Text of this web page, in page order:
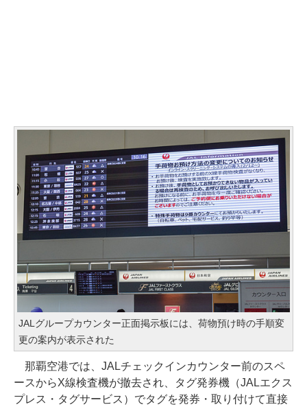
JALグループカウンター正面掲示板には、荷物預け時の手順変
更の案内が表示された
那覇空港では、JALチェックインカウンター前のスペ
ースからX線検査機が撤去され、タグ発券機（JALエクス
プレス・タグサービス）でタグを発券・取り付けて直接